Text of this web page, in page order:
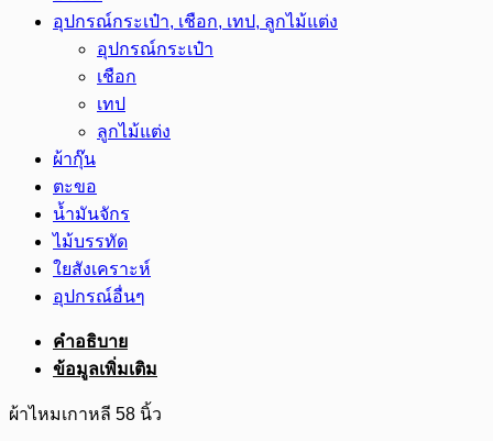
อุปกรณ์กระเป๋า, เชือก, เทป, ลูกไม้แต่ง
อุปกรณ์กระเป๋า
เชือก
เทป
ลูกไม้แต่ง
ผ้ากุ๊น
ตะขอ
น้ำมันจักร
ไม้บรรทัด
ใยสังเคราะห์
อุปกรณ์อื่นๆ
คำอธิบาย
ข้อมูลเพิ่มเติม
ผ้าไหมเกาหลี 58 นิ้ว